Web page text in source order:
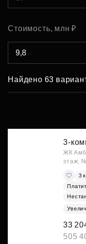
Стоимость, млн ₽
Найдено 63
3-
ЖК
этаж,
3
33
505